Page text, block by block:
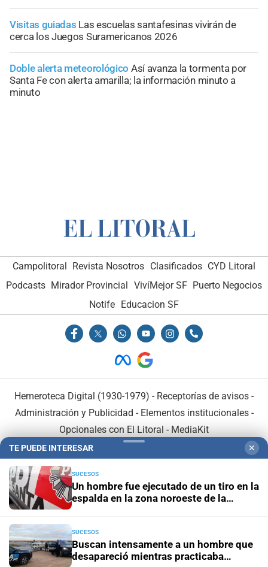
Visitas guiadas Las escuelas santafesinas vivirán de
cerca los Juegos Suramericanos 2026
Doble alerta meteorológico Así avanza la tormenta por
Santa Fe con alerta amarilla; la información minuto a
minuto
Campolitoral Revista Nosotros Clasificados CYD Litoral
Podcasts Mirador Provincial VivíMejor SF Puerto Negocios
Notife Educacion SF
Hemeroteca Digital (1930-1979) - Receptorías de avisos -
Administración y Publicidad - Elementos institucionales-
Opcionales con El Litoral - MediaKit
En Asociación con:
TE PUEDE INTERESAR ✕
SUCESOS
Un hombre fue ejecutado de un tiro en la
espalda en la zona noroeste de la
SUCESOS
Buscan intensamente a un hombre que
desapareció mientras practicaba